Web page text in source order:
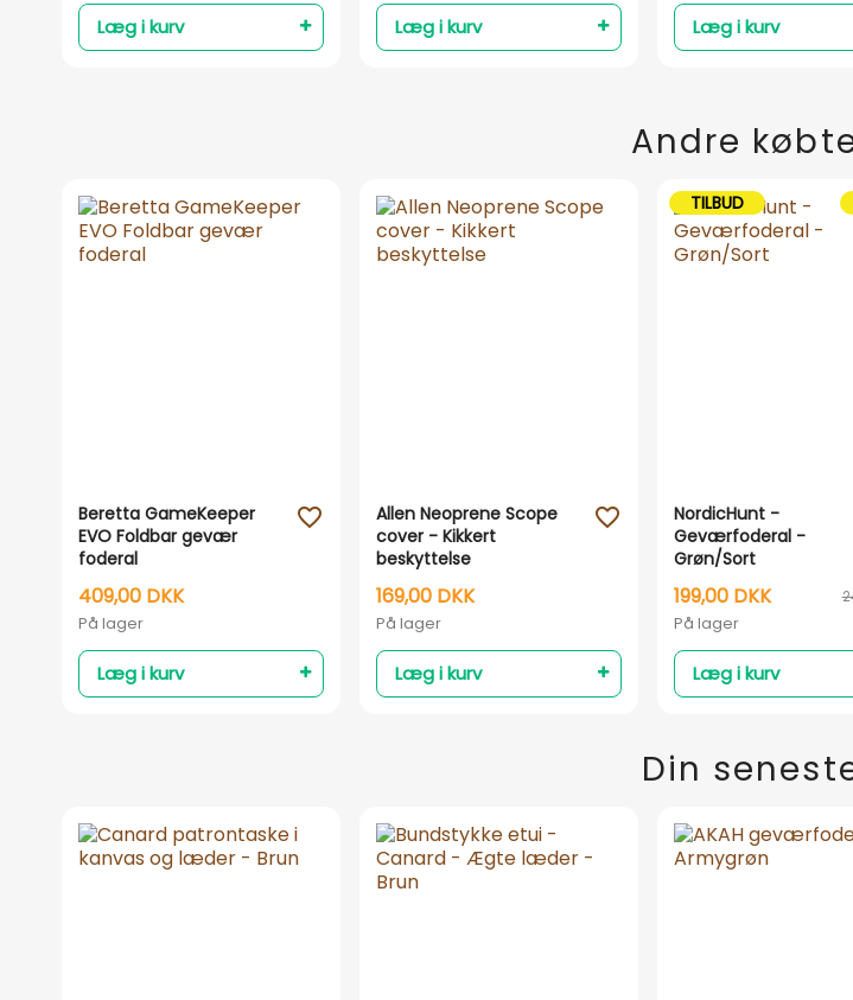
Læg i kurv Læg i kurv Læg i kurv
Andre
Beretta GameKeeper
EVO Foldbar gevær
foderal
409,00 DKK
På lager
Læg i kurv
favorite_outline
Allen Neoprene Scope
cover - Kikkert
beskyttelse
169,00 DKK
På lager
Læg i kurv
favorite_outline
NordicHunt -
Geværfoderal -
Grøn/Sort
199,00 DKK
På lager
Læg i kurv
TILBUD
Din